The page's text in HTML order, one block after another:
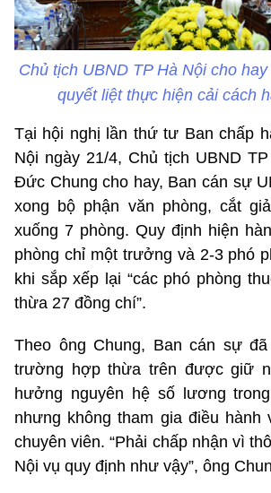
Chủ tịch UBND TP Hà Nội cho
quyết liệt thực hiện cải cách
Tại hội nghị lần thứ tư Ban chấp
Nội ngày 21/4, Chủ tịch UBND
Đức Chung cho hay, Ban cán sự
xong bộ phận văn phòng, cắt
xuống 7 phòng. Quy định hiện
phòng chỉ một trưởng và 2-3 phó
khi sắp xếp lại “các phó phòng
thừa 27 đồng chí”.
Theo ông Chung, Ban cán sự
trường hợp thừa trên được giữ
hưởng nguyên hệ số lương
nhưng không tham gia điều hành
chuyên viên. “Phải chấp nhận vì
Nội vụ quy định như vậy”, ông